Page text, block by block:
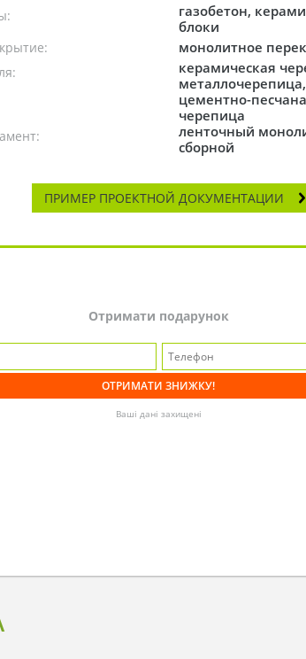
газобетон,
блоки
монолитное
керамическая
металлочерепица,
цементно-
черепица
ленточный
сборной
ПРИМЕР ПРОЕКТНОЙ ДОКУМЕНТАЦИИ
Отримати подарунок
Ваші дані захищені